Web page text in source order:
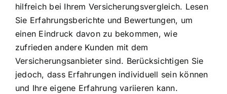
hilfreich bei Ihrem Versicherungsvergleich. Lesen
Sie Erfahrungsberichte und Bewertungen, um
einen Eindruck davon zu bekommen, wie
zufrieden andere Kunden mit dem
Versicherungsanbieter sind. Berücksichtigen Sie
jedoch, dass Erfahrungen individuell sein können
und Ihre eigene Erfahrung variieren kann.